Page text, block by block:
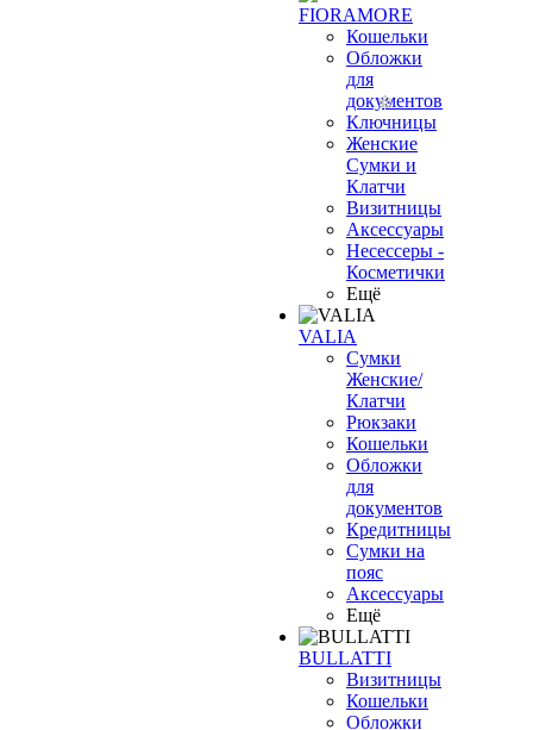
FIORAMORE
Кошельки
Обложки
для
документов
Ключницы
Женские
Сумки и
Клатчи
Визитницы
Аксессуары
Несессеры -
Косметички
Ещё
VALIA
Сумки
Женские/
Клатчи
Рюкзаки
Кошельки
Обложки
для
документов
Кредитницы
Сумки на
пояс
Аксессуары
Ещё
BULLATTI
Визитницы
Кошельки
Обложки